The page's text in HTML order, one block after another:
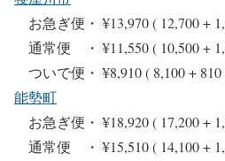
お急ぎ便・ ¥13,970 ( 12,700
通常便 ・ ¥11,550 ( 10,500 +
ついで便・ ¥8,910 ( 8,100 +
能勢町
お急ぎ便・ ¥18,920 ( 17,200
通常便 ・ ¥15,510 ( 14,100 +